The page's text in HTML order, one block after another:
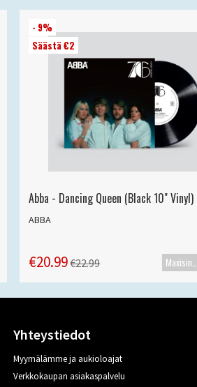
- 9%
Säästä €2
Abba - Dancing Queen (Black 10" Vinyl)
ABBA
€20.99€22.99 Maxisingle
Yhteystiedot
Myymälämme ja aukioloajat
Verkkokaupan asiakaspalvelu